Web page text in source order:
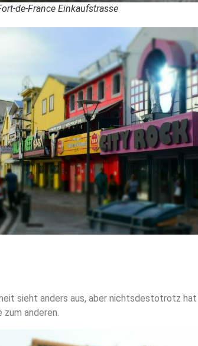
de-France Einkaufstrasse
sieht anders aus, aber nichtsdestotrotz
anderen.